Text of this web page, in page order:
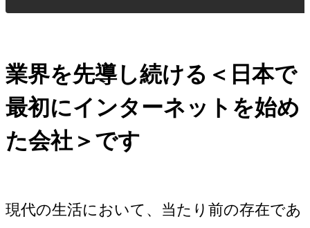
業界を先導し続ける＜日本で
最初にインターネットを始め
た会社＞です
現代の生活において、当たり前の存在であ